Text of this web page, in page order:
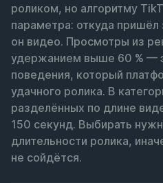
роликом, но алгоритму
параметра: откуда пришёл
он видео. Просмотры из
удержанием выше 60 % —
поведения, который
удачного ролика. В
разделённых по длине
150 секунд. Выбирать
длительности ролика,
не сойдётся.